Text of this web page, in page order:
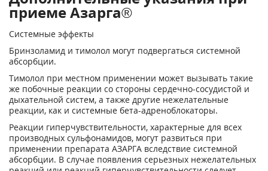
приеме Азарга®
Системные эффекты
Бринзоламид и тимолол могут подвергаться системной
абсорбции.
Тимолол при местном применении может вызывать такие
же побочные реакции со стороны сердечно-сосудистой и
дыхательной систем, а также другие нежелательные
реакции, как и системные бета-адреноблокаторы.
Реакции гиперчувствительности, характерные для всех
производных сульфонамидов, могут развиться при
применении препарата АЗАРГА вследствие системной
абсорбции. В случае появления серьезных нежелательных